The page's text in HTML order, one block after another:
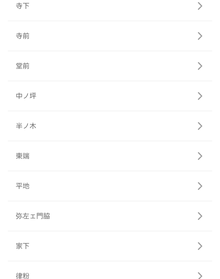
寺下
寺前
堂前
中ノ坪
半ノ木
東端
平地
弥左ェ門脇
家下
律粉